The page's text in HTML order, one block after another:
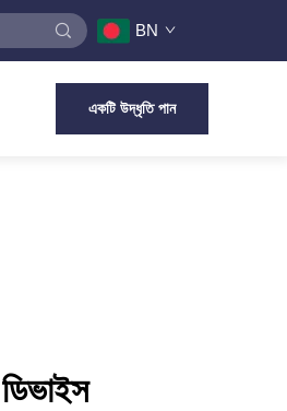
BN
একটি উদ্ধৃতি পান